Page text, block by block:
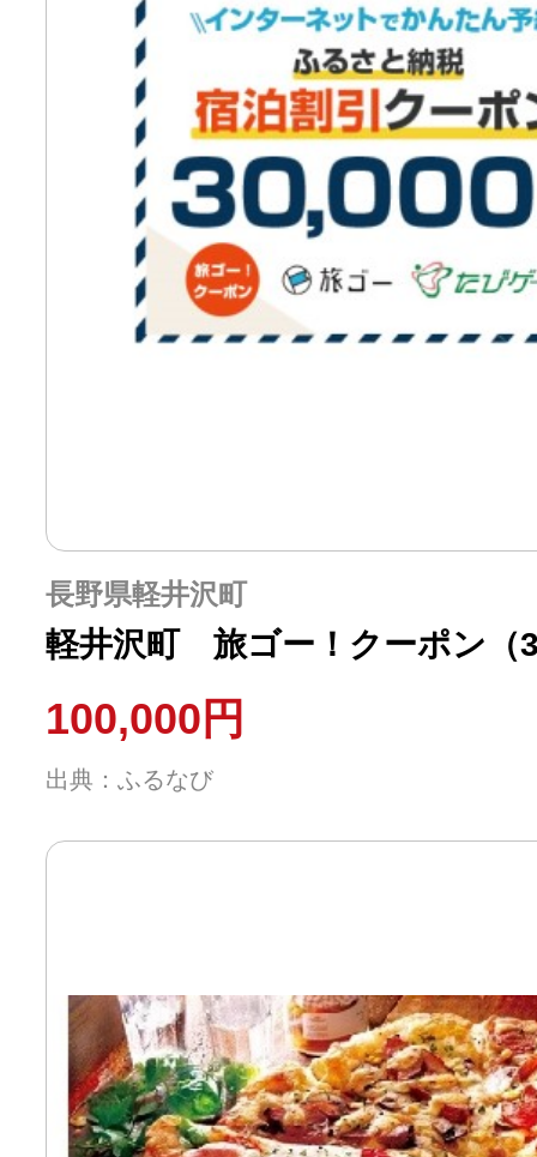
長野県軽井沢町
軽井沢町 旅ゴー！クーポン（
100,000円
出典：ふるなび